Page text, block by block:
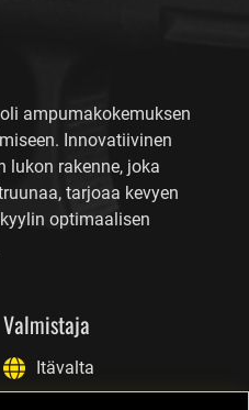
ampumakokemuksen
Innovatiivinen
lukon rakenne, joka
tarjoaa kevyen
optimaalisen
Valmistaja
Itävalta